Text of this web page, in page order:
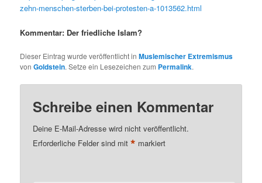
zehn-menschen-sterben-bei-protesten-a-1013562.html
Kommentar: Der friedliche Islam?
Dieser Eintrag wurde veröffentlicht inMuslemischer Extremismus
vonGoldstein. Setze ein Lesezeichen zum Permalink.
Schreibe einen Kommentar
Deine E-Mail-Adresse wird nicht veröffentlicht.
Erforderliche Felder sind mit* markiert